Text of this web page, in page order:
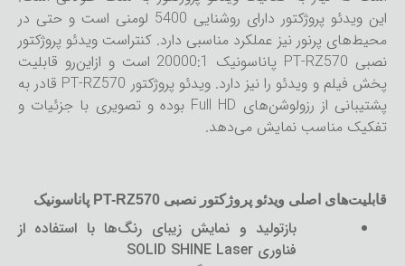
این ویدئو پروژکتور دارای روشنایی 5400 لومنی است و حتی در
محیط‌های پرنور نیز عملکرد مناسبی دارد. کنتراست ویدئو پروژکتور
نصبی PT-RZ570 پاناسونیک 20000:1 است و ازاین‌رو قابلیت
پخش فیلم و ویدئو را نیز دارد. ویدئو پروژکتور PT-RZ570 قادر به
پشتیبانی از رزولوشن‌های Full HD بوده و تصویری با جزئیات و
تفکیک مناسب نمایش می‌دهد.
قابلیت‌های اصلی ویدئو پروژکتور نصبی PT-RZ570 پاناسونیک
بازتولید و نمایش زیبای رنگ‌ها با استفاده از
فناوری SOLID SHINE Laser